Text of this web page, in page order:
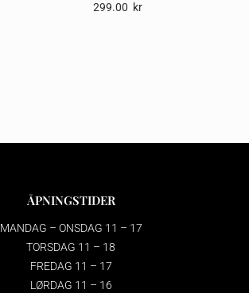
299.00 Kr
ÅPNINGSTIDER
MANDAG – ONSDAG 11 – 17
TORSDAG 11 – 18
FREDAG 11 – 17
LØRDAG 11 – 16